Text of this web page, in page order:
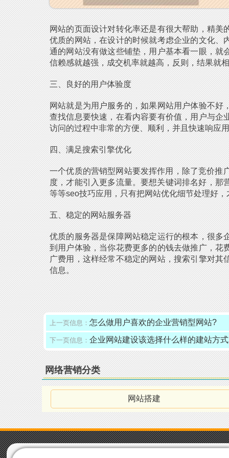
网站的页面设计对转化率还是有很大帮助，精
优质的网站，在设计的时候就考虑企业的文化
通的网站没有做这些铺垫，用户基本看一眼，
信赖感就越强，成交机率就越高，反则，结果就
三、良好的用户体验度
网站就是为用户服务的，如果网站用户体验不
查找信息要快速，在看内容要有价值，用户与
访问的过程中非常的方便、顺利，并且快速响应
四、满足搜索引擎优化
一个优质的营销型网站要发挥作用，除了竞价推
度，才能引入更多流量。要想关键词排名好，那
等等seo技巧应用，只有把网站优化细节处理好
五、稳定的网站服务器
优质的服务器是保障网站稳定运行的根本，很
到用户体验，当你花费更多的的钱去做推广，
广费用，这样经常不稳定的网站，搜索引擎对
信息。
上一页信息： 怎么做用户喜欢的企业营销型网站?
下一页信息： 企业网站建设该选择什么样的建站方式
网络营销分类
网站搭建